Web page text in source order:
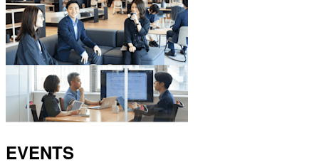
EVENTS